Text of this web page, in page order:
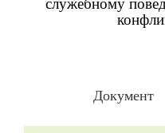
служебному
Документ